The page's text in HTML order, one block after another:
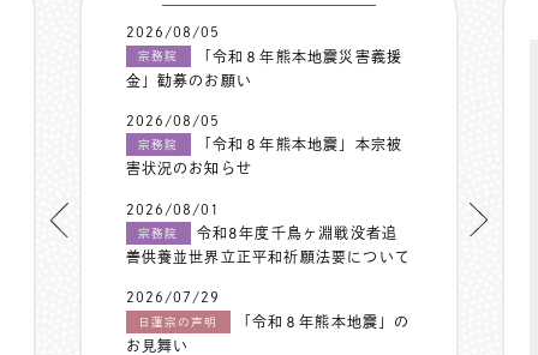
2026/08/05
宗務院
「令和８年熊本地震災害義援
金」勧募のお願い
2026/08/05
宗務院
「令和８年熊本地震」本宗被
害状況のお知らせ
2026/08/01
宗務院
令和8年度千鳥ヶ淵戦没者追
善供養並世界立正平和祈願法要について
2026/07/29
日蓮宗の声明
「令和８年熊本地震」の
お見舞い